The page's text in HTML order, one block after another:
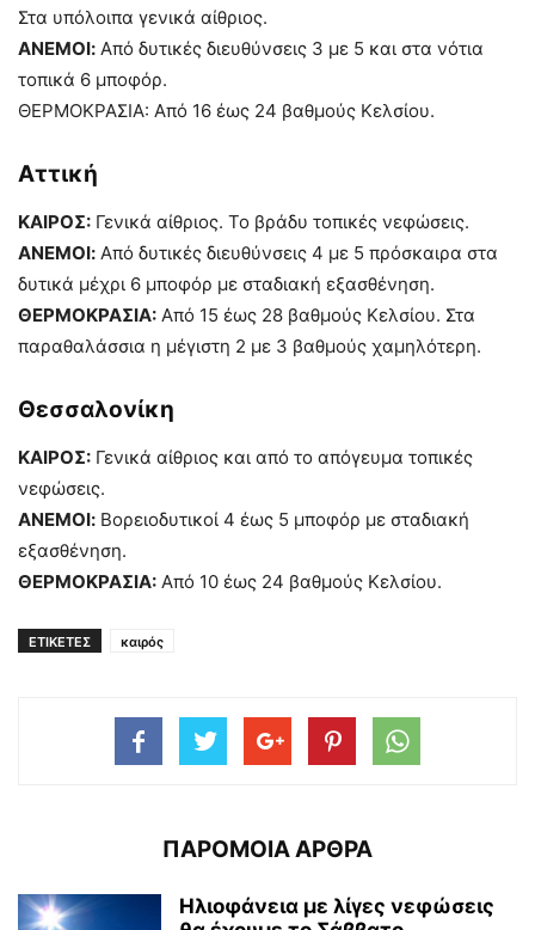
Στα υπόλοιπα γενικά αίθριος.
ΑΝΕΜΟΙ: Από δυτικές διευθύνσεις 3 με 5 και στα νότια
τοπικά 6 μποφόρ.
ΘΕΡΜΟΚΡΑΣΙΑ: Από 16 έως 24 βαθμούς Κελσίου.
Αττική
ΚΑΙΡΟΣ: Γενικά αίθριος. Το βράδυ τοπικές νεφώσεις.
ΑΝΕΜΟΙ: Από δυτικές διευθύνσεις 4 με 5 πρόσκαιρα στα
δυτικά μέχρι 6 μποφόρ με σταδιακή εξασθένηση.
ΘΕΡΜΟΚΡΑΣΙΑ: Από 15 έως 28 βαθμούς Κελσίου. Στα
παραθαλάσσια η μέγιστη 2 με 3 βαθμούς χαμηλότερη.
Θεσσαλονίκη
ΚΑΙΡΟΣ: Γενικά αίθριος και από το απόγευμα τοπικές
νεφώσεις.
ΑΝΕΜΟΙ: Βορειοδυτικοί 4 έως 5 μποφόρ με σταδιακή
εξασθένηση.
ΘΕΡΜΟΚΡΑΣΙΑ: Από 10 έως 24 βαθμούς Κελσίου.
ΕΤΙΚΕΤΕΣ καιρός
ΠΑΡΟΜΟΙΑ ΑΡΘΡΑ
Ηλιοφάνεια με λίγες νεφώσεις